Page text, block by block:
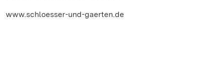
www.schloesser-und-gaerten.de